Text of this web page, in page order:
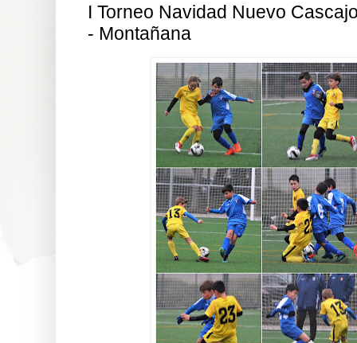
I Torneo Navidad Nuevo
- Montañana